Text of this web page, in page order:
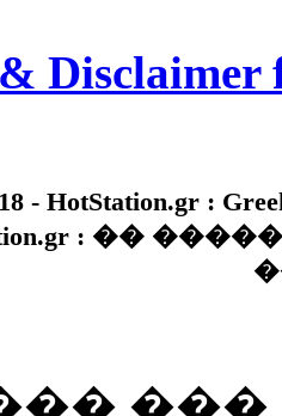
Disclaimer
- HotStation.gr :
: ��